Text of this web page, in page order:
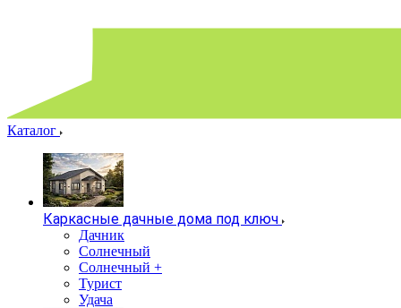
Каталог
Каркасные дачные дома под ключ
Дачник
Солнечный
Солнечный +
Турист
Удача